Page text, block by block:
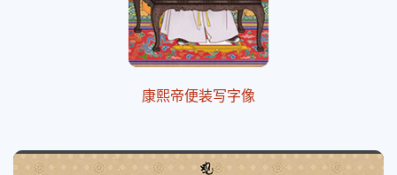
康熙帝便装写字像